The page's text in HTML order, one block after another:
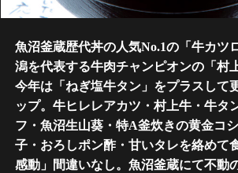
魚沼釜蔵歴代丼の人気No.1の「牛カツ
潟を代表する牛肉チャンピオンの「村
今年は「ねぎ塩牛タン」をプラスして
ップ。牛ヒレレアカツ・村上牛・牛タ
フ・魚沼生山葵・特A釜炊きの黄金コ
子・おろしポン酢・甘いタレを絡めて
感動」間違いなし。魚沼釜蔵にて不動